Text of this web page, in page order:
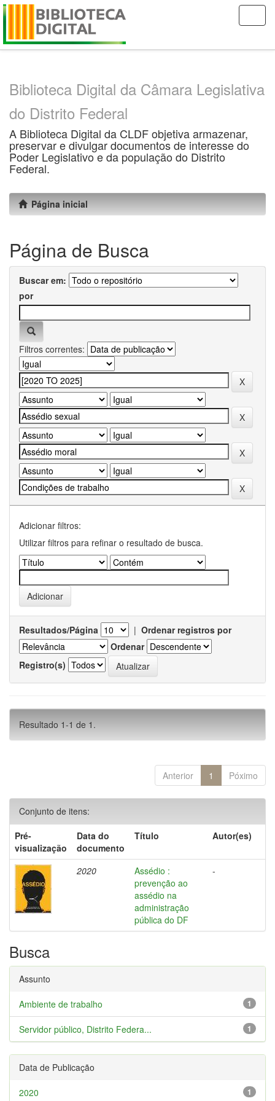
Skip
Biblioteca Digital da Câmara Legislativa
do Distrito Federal
A Biblioteca Digital da CLDF objetiva armazenar,
preservar e divulgar documentos de interesse do
Poder Legislativo e da população do Distrito
Federal.
Página inicial
Página de Busca
Buscar em:
por
Filtros correntes:
Adicionar filtros:
Utilizar filtros para refinar o resultado de busca.
Resultados/Página | Ordenar registros por
Ordenar
Registro(s)
Resultado 1-1 de 1.
Anterior 1 Póximo
Conjunto de itens:
Pré-
visualização
Data do
documento
Título Autor(es)
2020
Assédio :
prevenção ao
assédio na
administração
pública do DF
-
Busca
Assunto
1
Ambiente de trabalho
1
Servidor público, Distrito Federa...
Data de Publicação
1
2020